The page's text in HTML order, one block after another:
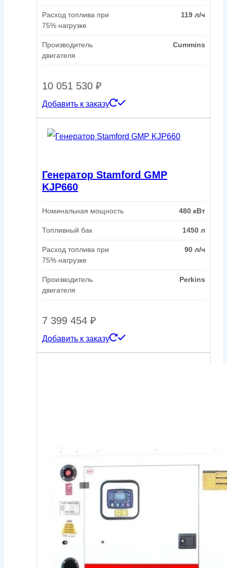
Расход топлива при
75% нагрузке
119 л/ч
Производитель
двигателя
Cummins
10 051 530 ₽
Добавить к заказу
Генератор Stamford GMP
KJP660
Номинальная мощность 480 кВт
Топливный бак 1450 л
Расход топлива при
75% нагрузке
90 л/ч
Производитель
двигателя
Perkins
7 399 454 ₽
Добавить к заказу